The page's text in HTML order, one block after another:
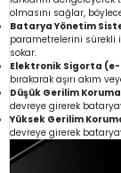
olmasını sağlar,
Batarya Yönetim
parametrelerini sürekli
sokar.
Elektronik Sigorta (e-
bırakarak aşırı akım
Düşük Gerilim
devreye girerek
Yüksek Gerilim
devreye girerek